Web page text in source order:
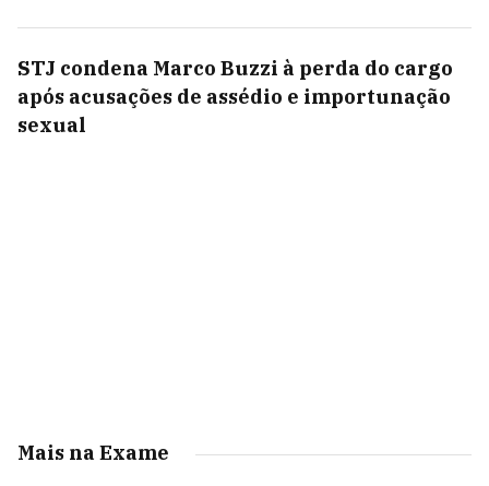
STJ condena Marco Buzzi à perda do cargo
após acusações de assédio e importunação
sexual
Mais na Exame